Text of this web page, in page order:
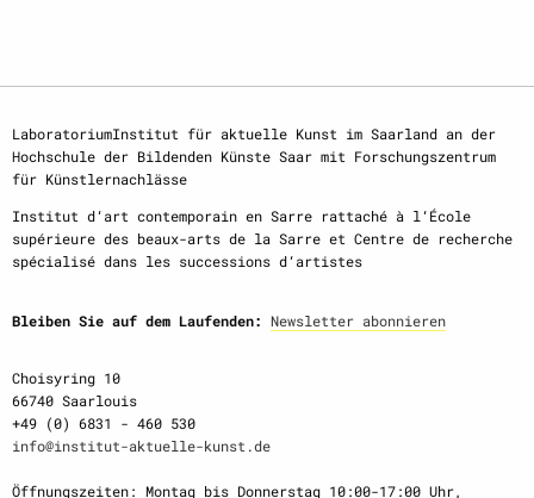
LaboratoriumInstitut für aktuelle Kunst im Saarland an der
Hochschule der Bildenden Künste Saar mit Forschungszentrum
für Künstlernachlässe
Institut d‘art contemporain en Sarre rattaché à l‘École
supérieure des beaux-arts de la Sarre et Centre de recherche
spécialisé dans les successions d‘artistes
Bleiben Sie auf dem Laufenden: Newsletter abonnieren
Choisyring 10
66740 Saarlouis
+49 (0) 6831 - 460 530
info@institut-aktuelle-kunst.de
Öffnungszeiten: Montag bis Donnerstag 10:00-17:00 Uhr,